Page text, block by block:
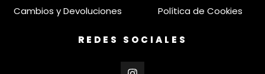
Cambios y Devoluciones
Política de Cookies
REDES SOCIALES